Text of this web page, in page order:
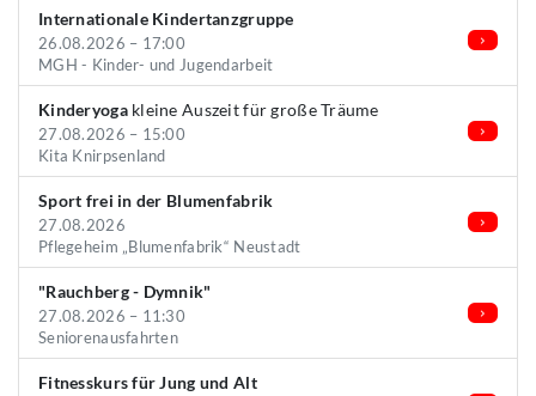
Internationale Kindertanzgruppe
26.08.2026 – 17:00
MGH - Kinder- und Jugendarbeit
Kinderyoga kleine Auszeit für große Träume
27.08.2026 – 15:00
Kita Knirpsenland
Sport frei in der Blumenfabrik
27.08.2026
Pflegeheim „Blumenfabrik“ Neustadt
"Rauchberg - Dymnik"
27.08.2026 – 11:30
Seniorenausfahrten
Fitnesskurs für Jung und Alt